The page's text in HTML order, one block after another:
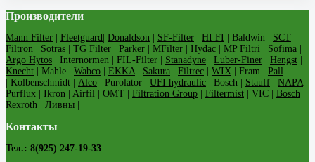
Производители
Mann Filter Fleetguard Donaldson SF-Filter HI FI | Baldwin | SCT
Filtron
Sotras | TG Filter | Parker MFilter Hydac MP Filtri Sofima
Argo Hytos | Internormen | FIL-Filter | Stanadyne Luber-Finer Hengst
Knecht | Mahle | Wabco EKKA Sakura Filtrec WIX | Fram | Pall
| Kolbenschmidt | Alco | Purolator | UFI hydraulic | Bosch | Stauff NAPA
Purflux | Ikron | Airfil | OMT | Filtration Group Filtermist | VIC | Bosch
Rexroth
Ливны
Контакты
Тел.: 8(925) 247-19-33